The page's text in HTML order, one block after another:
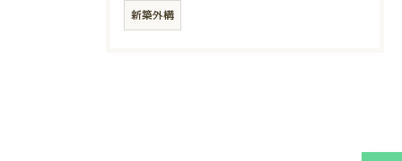
新築外構